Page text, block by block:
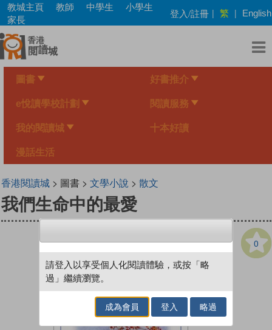
Skip
main
content
教城主頁 教師 中學生
小學生
家長
登入/註冊 | 繁 | English
圖書 好書推介
e悅讀學校計劃 閱讀服務
我的閱讀城 十本好讀
漫話生活
香港閱讀城> 圖書 > 文學小說 > 散文
我們生命中的最愛
0
請登入以享受個人化閱讀體驗，或按「略
過」繼續瀏覽。
成為會員 登入 略過